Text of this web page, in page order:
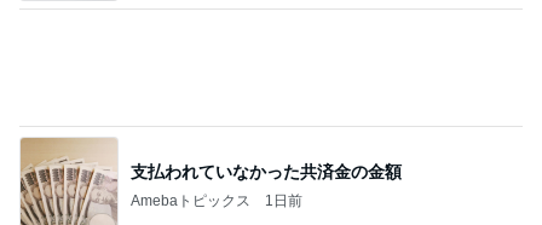
支払われていなかった共済金の金額
Amebaトピックス 1日前